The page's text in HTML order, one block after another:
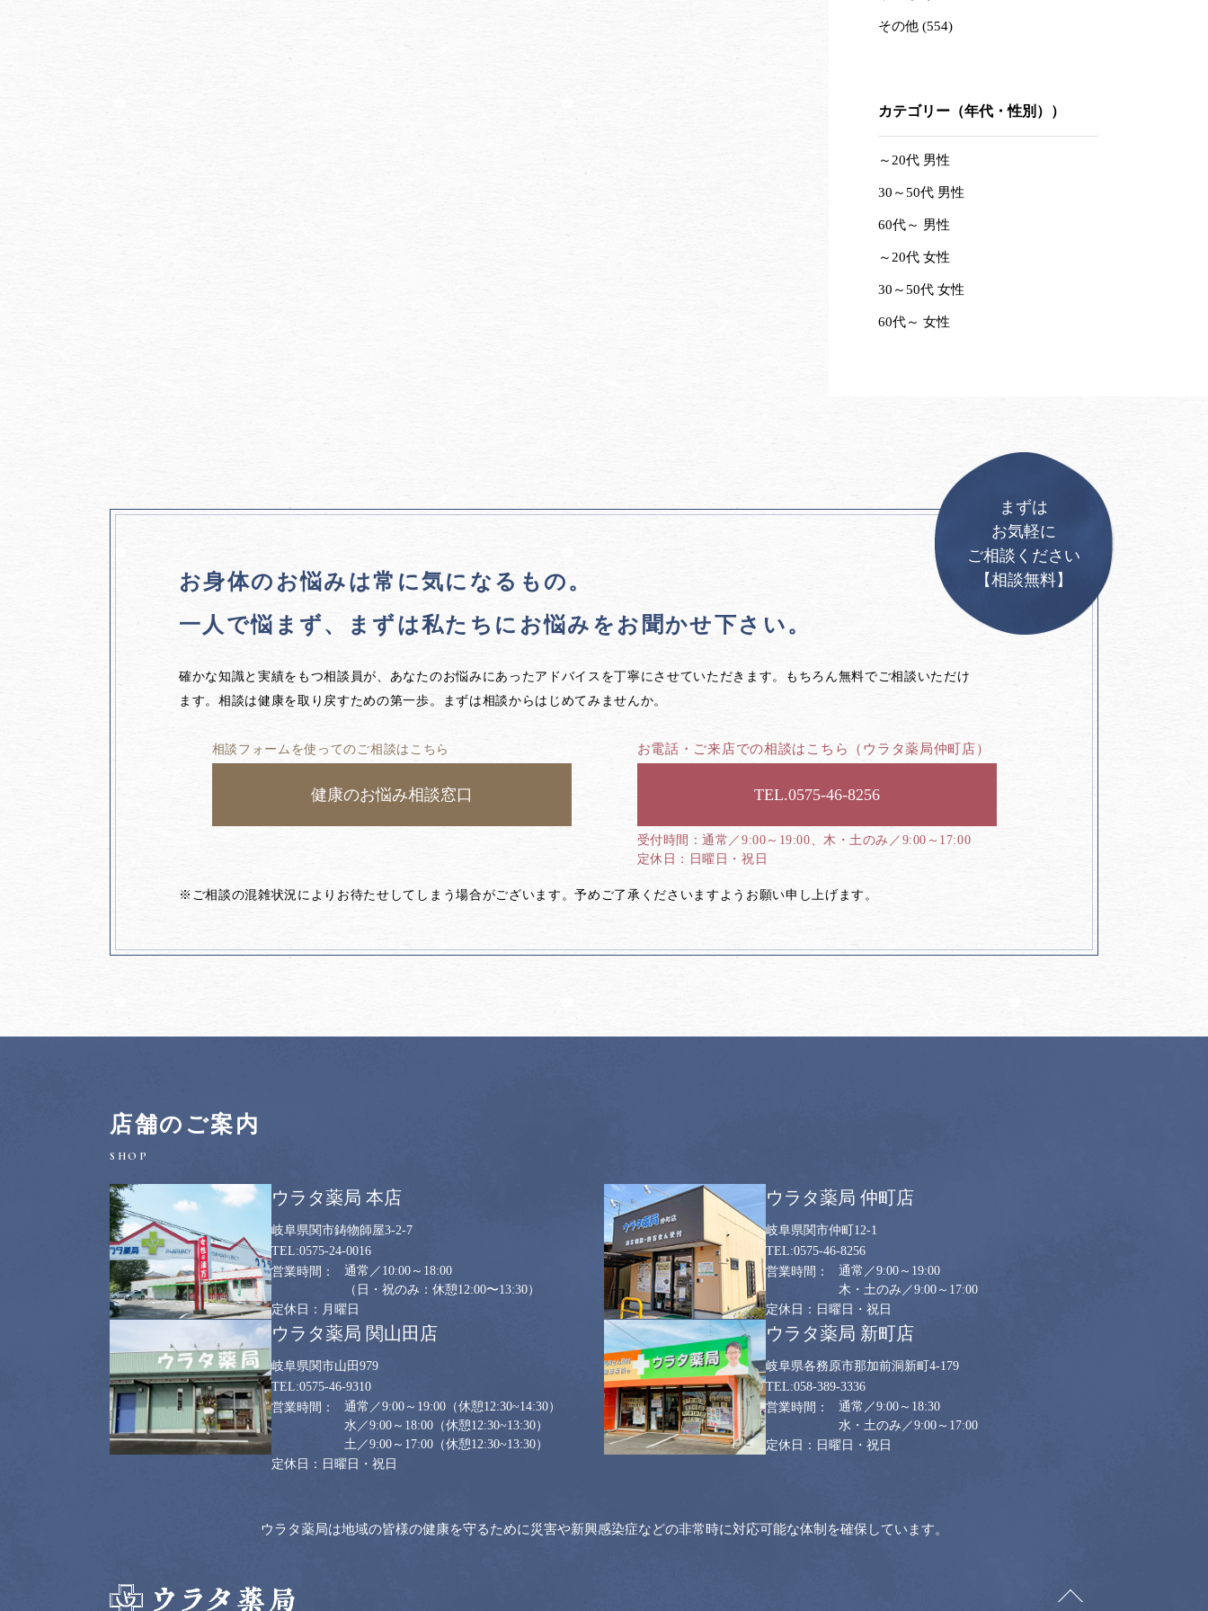
その他 (554)
カテゴリー（年代・性別））
～20代 男性
30～50代 男性
60代～ 男性
～20代 女性
30～50代 女性
60代～ 女性
お身体のお悩みは常に気になるもの。
一人で悩まず、
まずは私たちに お悩みをお聞かせ下さい。
確かな知識と実績をもつ相談員が、あなたのお悩みにあったアドバイスを丁寧にさせていただきます。もちろん無料でご相談いただけ
ます。相談は健康を取り戻すための第一歩。まずは相談からはじめてみませんか。
相談フォームを使ってのご相談はこちら
健康のお悩み相談窓口
お電話・ご来店での相談はこちら （ウラタ薬局仲町店）
0575-46-8256
通常／9:00～19:00、木・土のみ／9:00～17:00
日曜日・祝日
※ご相談の混雑状況によりお待たせしてしまう場合がございます。予めご了承くださいますようお願い申し上げます。
まずは
お気軽に
ご相談ください
【相談無料】
店舗のご案内
ウラタ薬局 本店
岐阜県関市鋳物師屋3-2-7
0575-24-0016
通常／10:00～18:00
（日・祝のみ：休憩12:00〜13:30）
月曜日
ウラタ薬局 仲町店
岐阜県関市仲町12-1
0575-46-8256
通常／9:00～19:00
木・土のみ／9:00～17:00
日曜日・祝日
ウラタ薬局 関山田店
岐阜県関市山田979
0575-46-9310
通常／9:00～19:00 （休憩12:30~14:30）
水／9:00～18:00 （休憩12:30~13:30）
土／9:00～17:00 （休憩12:30~13:30）
日曜日・祝日
ウラタ薬局 新町店
岐阜県各務原市那加前洞新町4-179
058-389-3336
通常／9:00～18:30
水・土のみ／9:00～17:00
日曜日・祝日
ウラタ薬局は地域の皆様の健康を守るために災害や新興感染症などの非常時に対応可能な体制を確保しています。